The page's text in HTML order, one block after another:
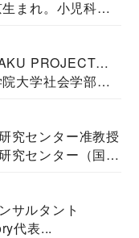
まれ。小児科
PROJECT
・社会福祉士
大学社会学部福
究センター准教授
究センター（国際
サルタント
代表...